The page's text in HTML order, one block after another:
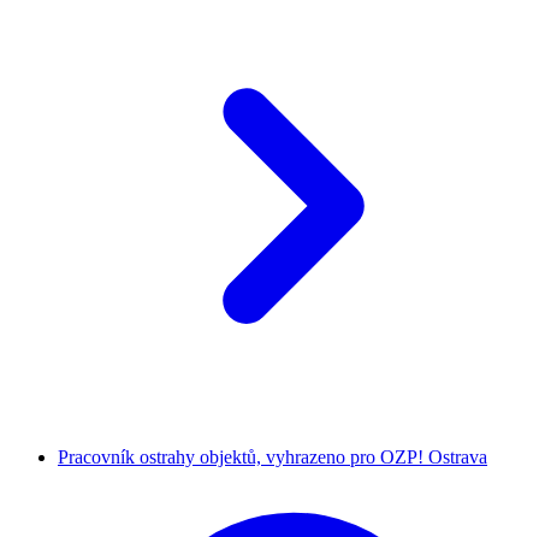
Pracovník ostrahy objektů, vyhrazeno pro OZP! Ostrava